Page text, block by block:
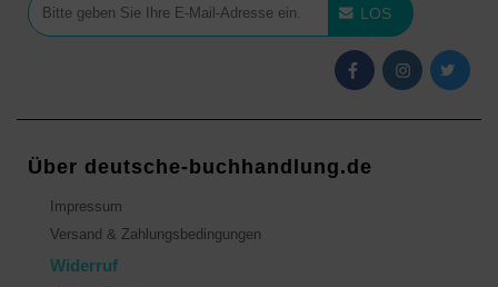
LOS
Über deutsche-buchhandlung.de
Impressum
Versand & Zahlungsbedingungen
Widerruf